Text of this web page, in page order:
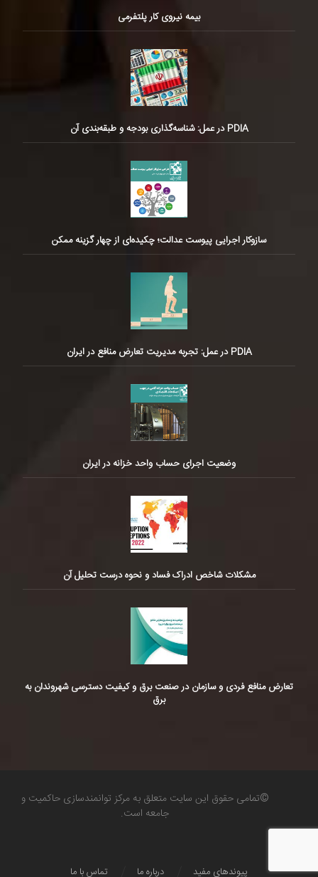
بیمه نیروی کار پلتفرمی
PDIA در عمل: شناسه‌گذاری بودجه و طبقه‌بندی آن
سازوکار اجرایی پیوست عدالت؛ چکیده‌ای از چهار گزینه ممکن
PDIA در عمل: تجربه مدیریت تعارض منافع در ایران
وضعیت اجرای حساب واحد خزانه در ایران
مشکلات شاخص ادراک فساد و نحوه درست تحلیل آن
تعارض منافع فردی و سازمان در صنعت برق و کیفیت دسترسی شهروندان به
برق
©تمامی حقوق این سایت متعلق به مرکز توانمندسازی حاکمیت و
جامعه است.
تماس با ما درباره ما پیوندهای مفید